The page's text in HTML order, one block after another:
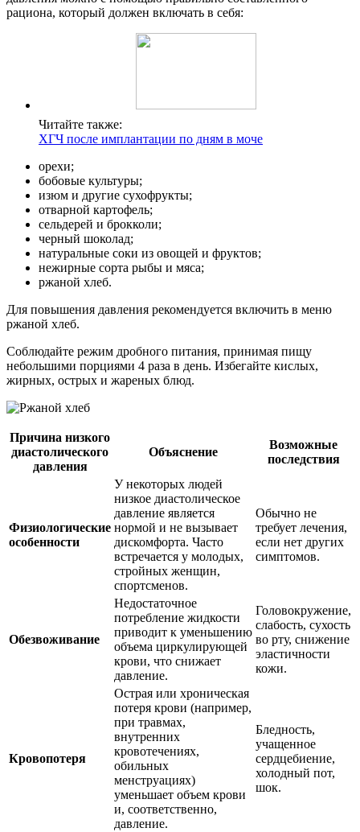
рациона, который должен включать в себя:
Читайте также:
ХГЧ после имплантации по дням в моче
орехи;
бобовые культуры;
изюм и другие сухофрукты;
отварной картофель;
сельдерей и брокколи;
черный шоколад;
натуральные соки из овощей и фруктов;
нежирные сорта рыбы и мяса;
ржаной хлеб.
Для повышения давления рекомендуется включить в меню
ржаной хлеб.
Соблюдайте режим дробного питания, принимая пищу
небольшими порциями 4 раза в день. Избегайте кислых,
жирных, острых и жареных блюд.
Причина низкого
диастолического
давления
Объяснение
Возможные
последствия
Физиологические
особенности
У некоторых людей
низкое диастолическое
давление является
нормой и не вызывает
дискомфорта. Часто
встречается у молодых,
стройных женщин,
спортсменов.
Обычно не
требует лечения,
если нет других
симптомов.
Обезвоживание
Недостаточное
потребление жидкости
приводит к уменьшению
объема циркулирующей
крови, что снижает
давление.
Головокружение,
слабость, сухость
во рту, снижение
эластичности
кожи.
Кровопотеря
Острая или хроническая
потеря крови (например,
при травмах,
внутренних
кровотечениях,
обильных
менструациях)
уменьшает объем крови
и, соответственно,
давление.
Бледность,
учащенное
сердцебиение,
холодный пот,
шок.